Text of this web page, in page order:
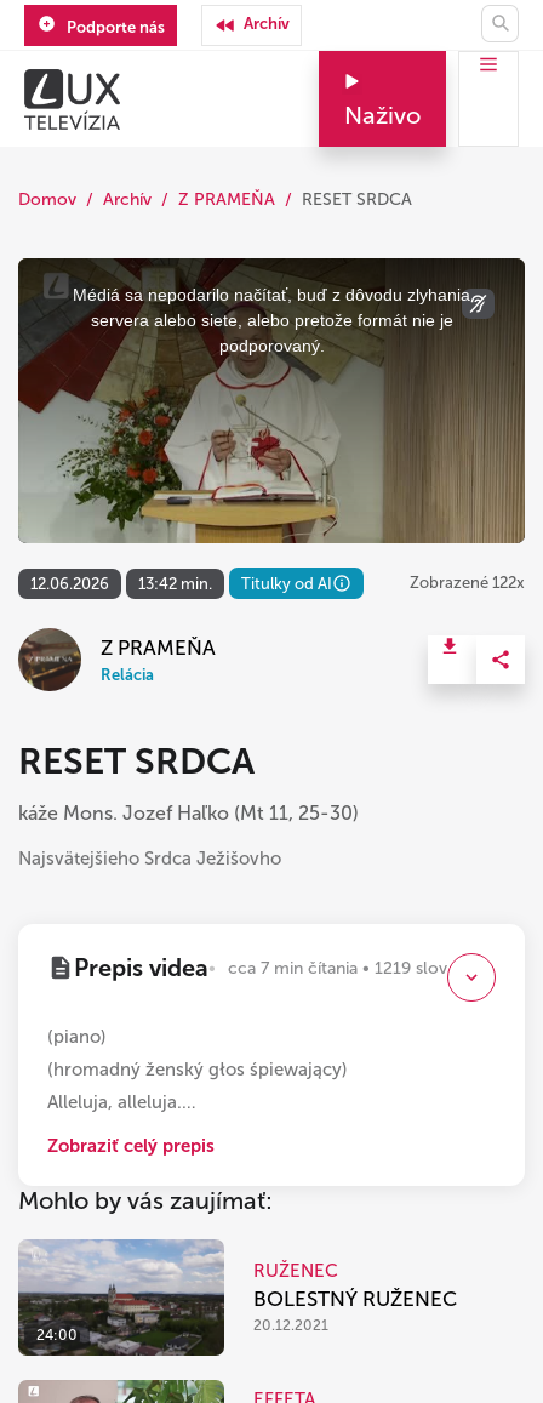
Podporte nás Archív
Naživo
Domov Archív Z PRAMEŇA RESET SRDCA
This
modal
Médiá sa nepodarilo načítať, buď z dôvodu zlyhania
servera alebo siete, alebo pretože formát nie je
podporovaný.
12.06.2026 13:42 min. Titulky od AI Zobrazené 122x
Z PRAMEŇA
Relácia
RESET SRDCA
káže Mons. Jozef Haľko (Mt 11, 25-30)
Najsvätejšieho Srdca Ježišovho
Prepis videa cca 7 min čítania • 1219 slov
(piano)
(hromadný ženský głos śpiewający)
Alleluja, alleluja.…
Zobraziť celý prepis
Mohlo by vás zaujímať:
24:00
RUŽENEC
BOLESTNÝ RUŽENEC
20.12.2021